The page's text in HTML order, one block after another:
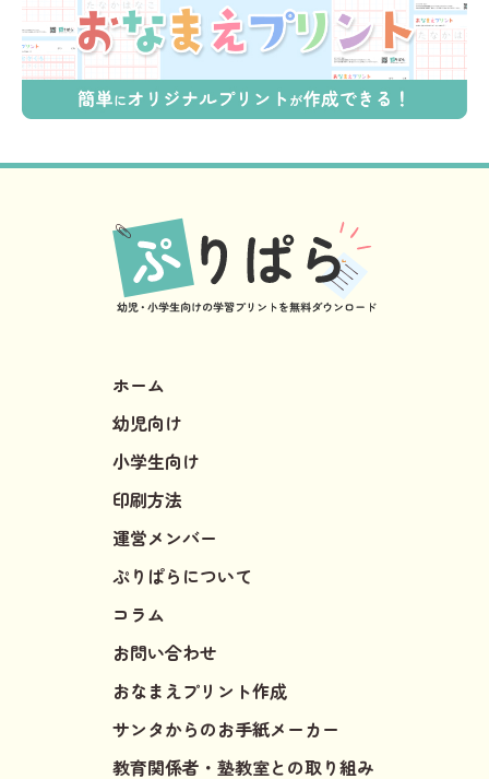
ホーム
幼児向け
小学生向け
印刷方法
運営メンバー
ぷりぱらについて
コラム
お問い合わせ
おなまえプリント作成
サンタからのお手紙メーカー
教育関係者・塾教室との取り組み